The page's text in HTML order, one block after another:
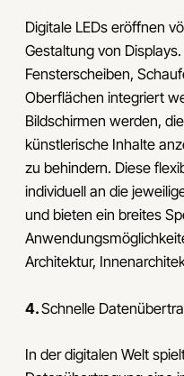
Digitale LEDs eröffnen
Gestaltung von
Fensterscheiben,
Oberflächen integriert
Bildschirmen werden,
künstlerische Inhalte
zu behindern. Diese
individuell an die
und bieten ein breites
Architektur,
4.Schnelle
In der digitalen Welt